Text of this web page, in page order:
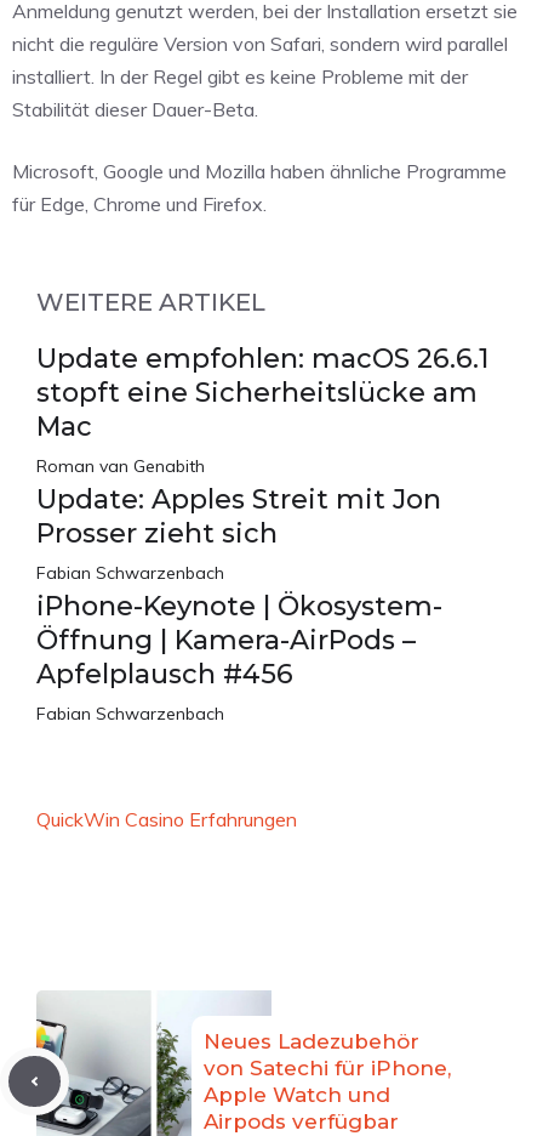
Anmeldung genutzt werden, bei der Installation ersetzt sie
nicht die reguläre Version von Safari, sondern wird parallel
installiert. In der Regel gibt es keine Probleme mit der
Stabilität dieser Dauer-Beta.
Microsoft, Google und Mozilla haben ähnliche Programme
für Edge, Chrome und Firefox.
WEITERE ARTIKEL
Update empfohlen: macOS 26.6.1
stopft eine Sicherheitslücke am
Mac
Roman van Genabith
Update: Apples Streit mit Jon
Prosser zieht sich
Fabian Schwarzenbach
iPhone-Keynote | Ökosystem-
Öffnung | Kamera-AirPods –
Apfelplausch #456
Fabian Schwarzenbach
QuickWin Casino Erfahrungen
Neues Ladezubehör
von Satechi für iPhone,
Apple Watch und
Airpods verfügbar